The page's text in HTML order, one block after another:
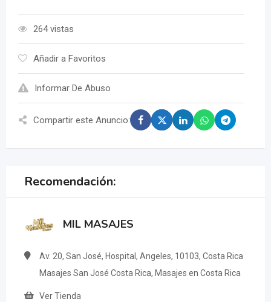
264 vistas
Añadir a Favoritos
Informar De Abuso
Compartir este Anuncio:
Recomendación:
MIL MASAJES
Av. 20, San José, Hospital, Angeles, 10103, Costa Rica
Masajes San José Costa Rica, Masajes en Costa Rica
Ver Tienda